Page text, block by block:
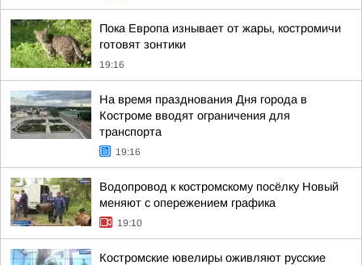
Пока Европа изнывает от жары, костромичи
готовят зонтики
19:16
На время празднования Дня города в
Костроме вводят ограничения для
транспорта
19:16
Водопровод к костромскому посёлку Новый
меняют с опережением графика
19:10
Костромские ювелиры оживляют русские